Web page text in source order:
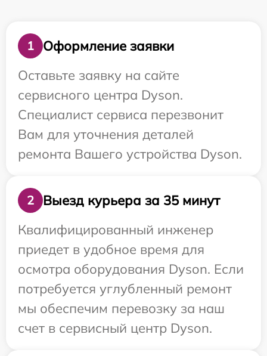
1
Оформление заявки
Оставьте заявку на сайте
сервисного центра Dyson.
Специалист сервиса перезвонит
Вам для уточнения деталей
ремонта Вашего устройства Dyson.
2
Выезд курьера за 35 минут
Квалифицированный инженер
приедет в удобное время для
осмотра оборудования Dyson. Если
потребуется углубленный ремонт
мы обеспечим перевозку за наш
счет в сервисный центр Dyson.